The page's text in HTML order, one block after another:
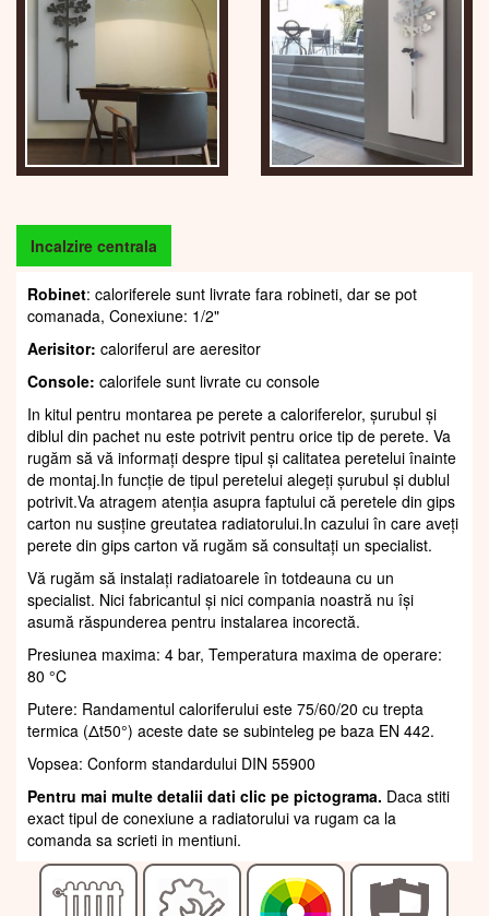
Incalzire centrala
Robinet: caloriferele sunt livrate fara robineti, dar se pot
comanada, Conexiune: 1/2"
Aerisitor: caloriferul are aeresitor
Console: calorifele sunt livrate cu console
In kitul pentru montarea pe perete a caloriferelor, șurubul și
diblul din pachet nu este potrivit pentru orice tip de perete. Va
rugăm să vă informați despre tipul și calitatea peretelui înainte
de montaj.In funcție de tipul peretelui alegeți șurubul și dublul
potrivit.Va atragem atenția asupra faptului că peretele din gips
carton nu susține greutatea radiatorului.In cazului în care aveți
perete din gips carton vă rugăm să consultați un specialist.
Vă rugăm să instalați radiatoarele în totdeauna cu un
specialist. Nici fabricantul și nici compania noastră nu își
asumă răspunderea pentru instalarea incorectă.
Presiunea maxima: 4 bar, Temperatura maxima de operare:
80 °C
Putere: Randamentul caloriferului este 75/60/20 cu trepta
termica (Δt50°) aceste date se subinteleg pe baza EN 442.
Vopsea: Conform standardului DIN 55900
Pentru mai multe detalii dati clic pe pictograma. Daca stiti
exact tipul de conexiune a radiatorului va rugam ca la
comanda sa scrieti in mentiuni.